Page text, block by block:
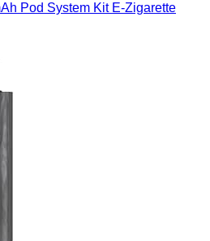
Pod System Kit E-Zigarette